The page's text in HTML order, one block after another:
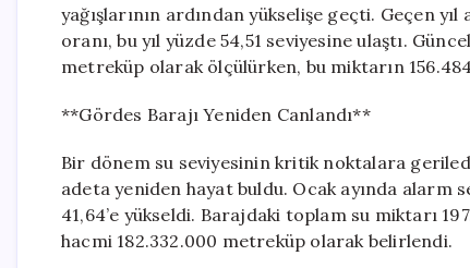
yağışlarının ardından yükselişe geçti. Geçen
oranı, bu yıl yüzde 54,51 seviyesine ulaştı.
metreküp olarak ölçülürken, bu miktarın
**Gördes Barajı Yeniden Canlandı**
Bir dönem su seviyesinin kritik noktalara
adeta yeniden hayat buldu. Ocak ayında alarm
41,64’e yükseldi. Barajdaki toplam su miktarı
hacmi 182.332.000 metreküp olarak belirlendi.